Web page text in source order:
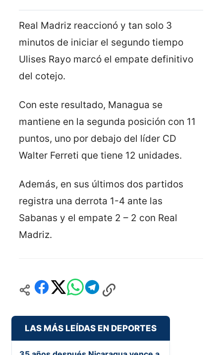
Real Madriz reaccionó y tan solo 3
minutos de iniciar el segundo tiempo
Ulises Rayo marcó el empate definitivo
del cotejo.
Con este resultado, Managua se
mantiene en la segunda posición con 11
puntos, uno por debajo del líder CD
Walter Ferreti que tiene 12 unidades.
Además, en sus últimos dos partidos
registra una derrota 1-4 ante las
Sabanas y el empate 2 – 2 con Real
Madriz.
LAS MÁS LEÍDAS EN DEPORTES